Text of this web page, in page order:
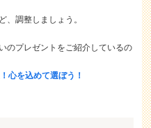
、調整しましょう。
のプレゼントをご紹介しているの
心を込めて選ぼう！